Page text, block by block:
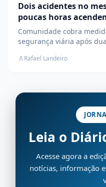
Dois acidentes no
poucas horas
Jardim Alvorada
Comunidade cobra
segurança viária após
Rafael Landeiro
Leia o
Acesse agora a
notícias, informação